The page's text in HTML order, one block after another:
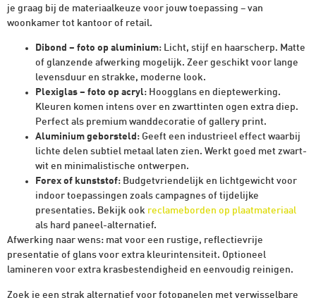
je graag bij de materiaalkeuze voor jouw toepassing – van
woonkamer tot kantoor of retail.
Dibond – foto op aluminium: Licht, stijf en haarscherp. Matte
of glanzende afwerking mogelijk. Zeer geschikt voor lange
levensduur en strakke, moderne look.
Plexiglas – foto op acryl: Hoogglans en dieptewerking.
Kleuren komen intens over en zwarttinten ogen extra diep.
Perfect als premium wanddecoratie of gallery print.
Aluminium geborsteld : Geeft een industrieel effect waarbij
lichte delen subtiel metaal laten zien. Werkt goed met zwart-
wit en minimalistische ontwerpen.
Forex of kunststof: Budgetvriendelijk en lichtgewicht voor
indoor toepassingen zoals campagnes of tijdelijke
presentaties. Bekijk ook reclameborden op plaatmateriaal
als hard paneel-alternatief.
Afwerking naar wens: mat voor een rustige, reflectievrije
presentatie of glans voor extra kleurintensiteit. Optioneel
lamineren voor extra krasbestendigheid en eenvoudig reinigen.
Zoek je een strak alternatief voor fotopanelen met verwisselbare